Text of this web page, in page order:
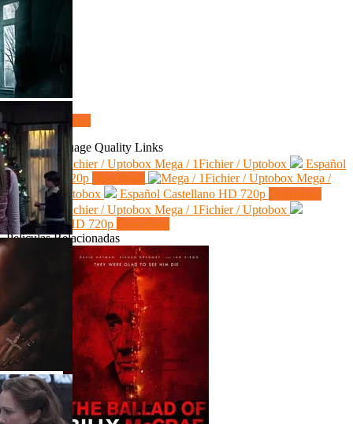
Download
Server Language Quality Links
Mega / 1Fichier / Uptobox
Español
Latino HD 720p Download
Mega /
1Fichier / Uptobox
Español Castellano HD 720p Download
Mega / 1Fichier / Uptobox
Subtitulado HD 720p Download
Películas Relacionadas